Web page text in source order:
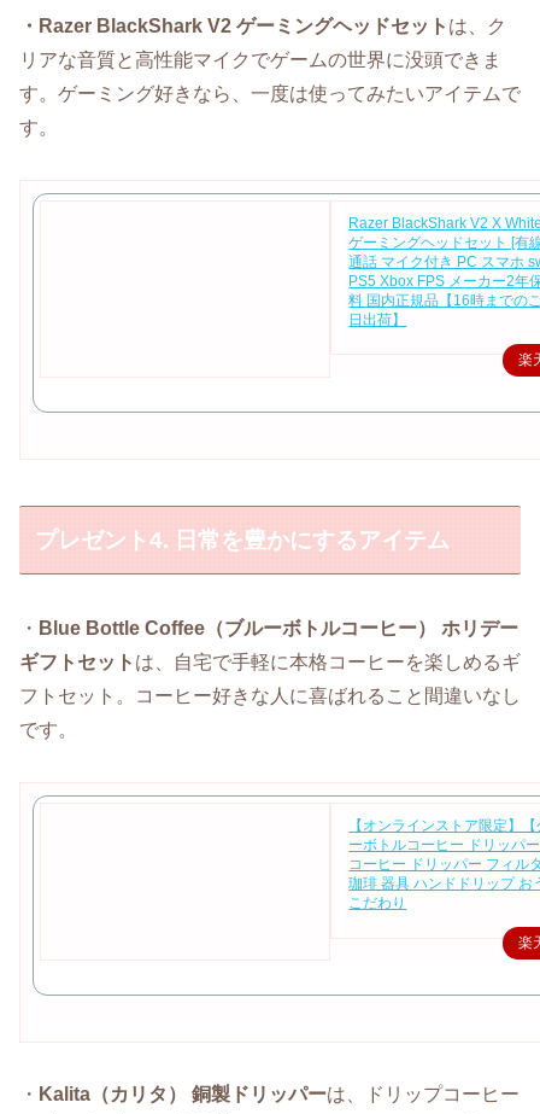
・Razer BlackShark V2 ゲーミングヘッドセット は、ク
リアな音質と高性能マイクでゲームの世界に没頭できま
す。ゲーミング好きなら、一度は使ってみたいアイテムで
す。
Razer BlackShark V2 X
ゲーミングヘッドセット [有
通話 マイク付き PC スマホ
PS5 Xbox FPS メーカー2年
料 国内正規品【16時までの
日出荷】
楽
プレゼント4. 日常を豊かにするアイテム
・ Blue Bottle Coffee（ブルーボトルコーヒー） ホリデー
ギフトセット は、自宅で手軽に本格コーヒーを楽しめるギ
フトセット。コーヒー好きな人に喜ばれること間違いなし
です。
【オンラインストア限定】
ーボトルコーヒー ドリッパ
コーヒー ドリッパー フィル
珈琲 器具 ハンドドリップ お
こだわり
楽
・ Kalita（カリタ） 銅製ドリッパーは、ドリップコーヒー